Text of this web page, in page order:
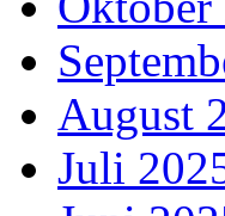
August
Juli